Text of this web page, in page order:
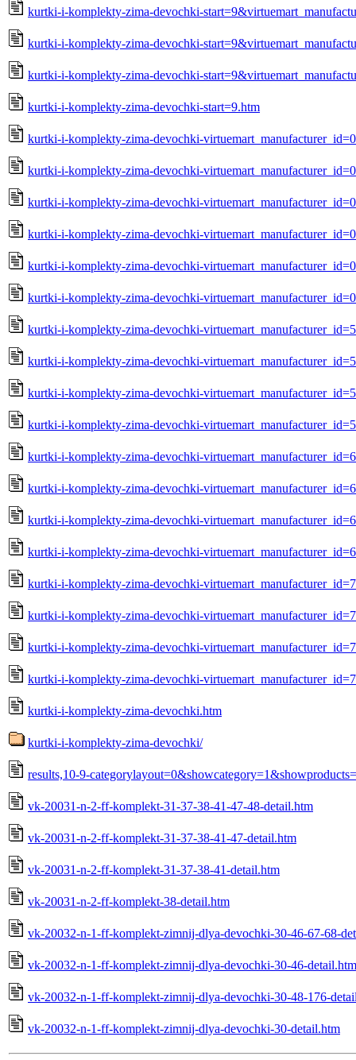
kurtki-i-komplekty-zima-devochki-
kurtki-i-komplekty-zima-devochki-
kurtki-i-komplekty-zima-devochki-
kurtki-i-komplekty-zima-devochki-start=9.htm
kurtki-i-komplekty-zima-devochki-
kurtki-i-komplekty-zima-devochki-
kurtki-i-komplekty-zima-devochki-
kurtki-i-komplekty-zima-devochki-
kurtki-i-komplekty-zima-devochki-
kurtki-i-komplekty-zima-devochki-
kurtki-i-komplekty-zima-devochki-
kurtki-i-komplekty-zima-devochki-
kurtki-i-komplekty-zima-devochki-
kurtki-i-komplekty-zima-devochki-
kurtki-i-komplekty-zima-devochki-
kurtki-i-komplekty-zima-devochki-
kurtki-i-komplekty-zima-devochki-
kurtki-i-komplekty-zima-devochki-
kurtki-i-komplekty-zima-devochki-
kurtki-i-komplekty-zima-devochki-
kurtki-i-komplekty-zima-devochki-
kurtki-i-komplekty-zima-devochki-
kurtki-i-komplekty-zima-devochki.htm
kurtki-i-komplekty-zima-devochki/
results,10-9-
vk-20031-n-2-ff-komplekt-31-37-38-41-47-48-detail.htm
vk-20031-n-2-ff-komplekt-31-37-38-41-47-detail.htm
vk-20031-n-2-ff-komplekt-31-37-38-41-detail.htm
vk-20031-n-2-ff-komplekt-38-detail.htm
vk-20032-n-1-ff-komplekt-zimnij-dlya-devochki-30-46-67-68-
vk-20032-n-1-ff-komplekt-zimnij-dlya-devochki-30-46-detail.htm
vk-20032-n-1-ff-komplekt-zimnij-dlya-devochki-30-48-176-
vk-20032-n-1-ff-komplekt-zimnij-dlya-devochki-30-detail.htm